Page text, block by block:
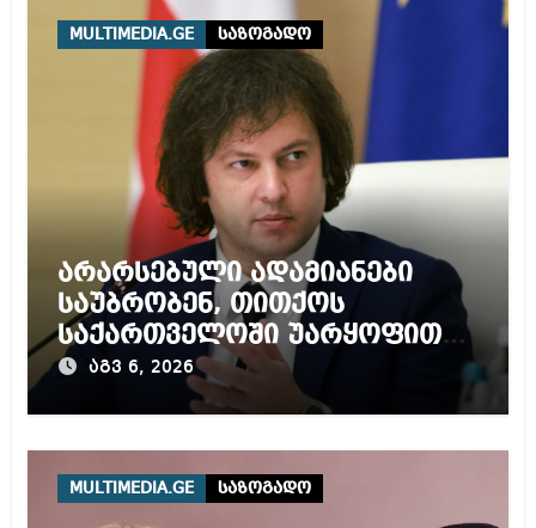
MULTIMEDIA.GE საზოგადო
არარსებული ადამიანები
საუბრობენ, თითქოს
საქართველოში უარყოფითი
გარემოა შექმნილი რუსი
ტურისტებისთვის, ჩვენი კარი
აგვ 6, 2026
MULTIMEDIA.GE საზოგადო